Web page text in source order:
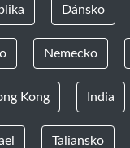
Dánsko
Nemecko
Kong India
Taliansko